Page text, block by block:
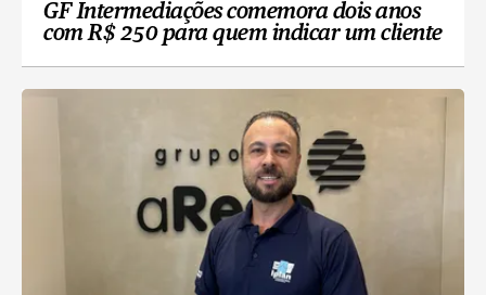
GF Intermediações comemora dois anos
com R$ 250 para quem indicar um cliente